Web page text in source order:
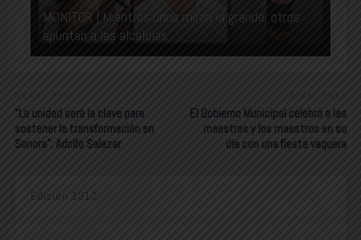
MONITOR | Mientras unos miran la grande, otros
apuntan a las alcaldías
Newer Post
“La unidad será la clave para
sostener la transformación en
Sonora”: Adolfo Salazar
El Gobierno Municipal celebró a las
maestras y los maestros en su
día con una fiesta vaquera
Edición 1312